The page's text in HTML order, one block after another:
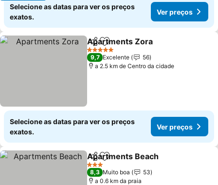
Selecione as datas para ver os preços
exatos.
Ver preços
PartilharAdicionar aos favoritos
Apartments Zora
5 Estrelas
9,7 Excelente
56
a 2.5 km de Centro da cidade
Selecione as datas para ver os preços
exatos.
Ver preços
PartilharAdicionar aos favoritos
Apartments Beach
3 Estrelas
8,3 Muito boa
53
a 0.6 km da praia